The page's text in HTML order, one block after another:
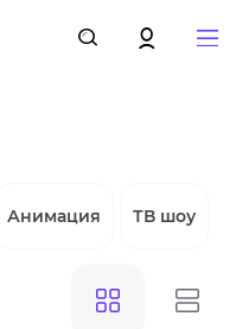
Анимация ТВ шоу